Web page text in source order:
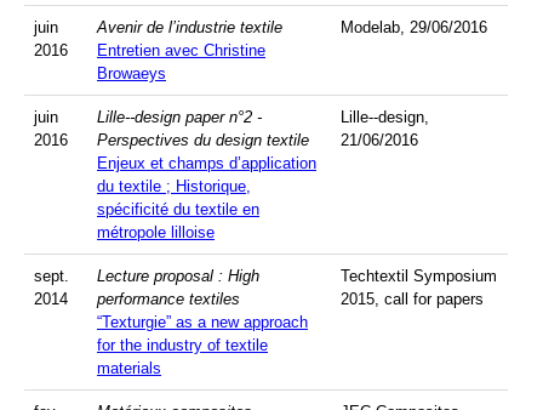
juin
2016
Avenir de l’industrie textile
Entretien avec Christine
Browaeys
Modelab, 29/06/2016
juin
2016
Lille--design paper n°2 -
Perspectives du design textile
Enjeux et champs d’application
du textile ; Historique,
spécificité du textile en
métropole lilloise
Lille--design,
21/06/2016
sept.
2014
Lecture proposal : High
performance textiles
“Texturgie” as a new approach
for the industry of textile
materials
Techtextil Symposium
2015, call for papers